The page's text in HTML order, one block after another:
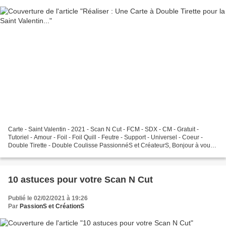
Carte - Saint Valentin - 2021 - Scan N Cut - FCM - SDX - CM - Gratuit -
Tutoriel - Amour - Foil - Foil Quill - Feutre - Support - Universel - Coeur -
Double Tirette - Double Coulisse PassionnéS et CréateurS, Bonjour à vous,
10 astuces pour votre Scan N Cut
Publié le 02/02/2021 à 19:26
Par PassionS et CréationS